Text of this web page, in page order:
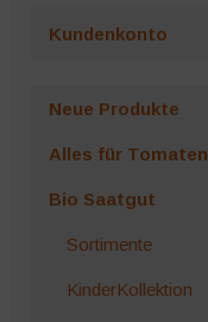
Kundenkonto
Neue Produkte
Alles für Tomaten
Bio Saatgut
Sortimente
KinderKollektion